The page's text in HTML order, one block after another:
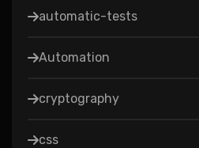
automatic-tests
Automation
cryptography
css